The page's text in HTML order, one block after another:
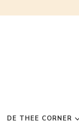
DE THEE CORNER